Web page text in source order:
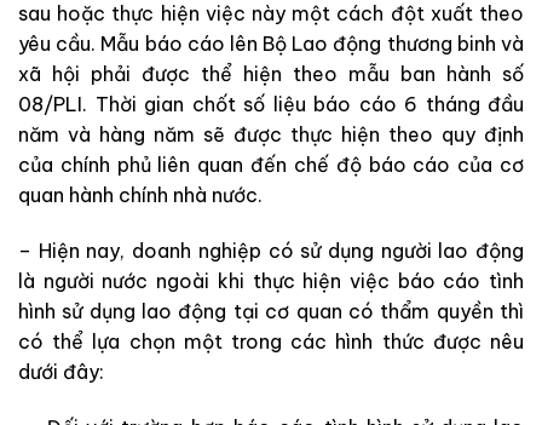
sau hoặc thực hiện việc này một cách đột xuất theo
yêu cầu. Mẫu báo cáo lên Bộ Lao động thương binh và
xã hội phải được thể hiện theo mẫu ban hành số
08/PLI. Thời gian chốt số liệu báo cáo 6 tháng đầu
năm và hàng năm sẽ được thực hiện theo quy định
của chính phủ liên quan đến chế độ báo cáo của cơ
quan hành chính nhà nước.
– Hiện nay, doanh nghiệp có sử dụng người lao động
là người nước ngoài khi thực hiện việc báo cáo tình
hình sử dụng lao động tại cơ quan có thẩm quyền thì
có thể lựa chọn một trong các hình thức được nêu
dưới đây: